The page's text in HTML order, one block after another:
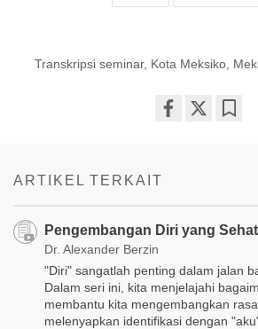
Transkripsi seminar, Kota Meksiko,
ARTIKEL TERKAIT
Pengembangan Diri yang
Dr. Alexander Berzin
"Diri" sangatlah penting dalam jalan
Dalam seri ini, kita menjelajahi
membantu kita mengembangkan
melenyapkan identifikasi dengan